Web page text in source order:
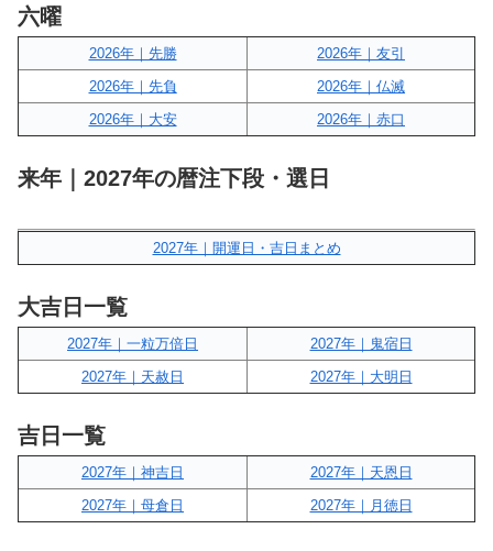
六曜
2026年｜先勝
2026年｜友引
2026年｜先負
2026年｜仏滅
2026年｜大安
2026年｜赤口
来年｜2027年の暦注下段・選日
2027年｜開運日・吉日まとめ
大吉日一覧
2027年｜一粒万倍日
2027年｜鬼宿日
2027年｜天赦日
2027年｜大明日
吉日一覧
2027年｜神吉日
2027年｜天恩日
2027年｜母倉日
2027年｜月徳日